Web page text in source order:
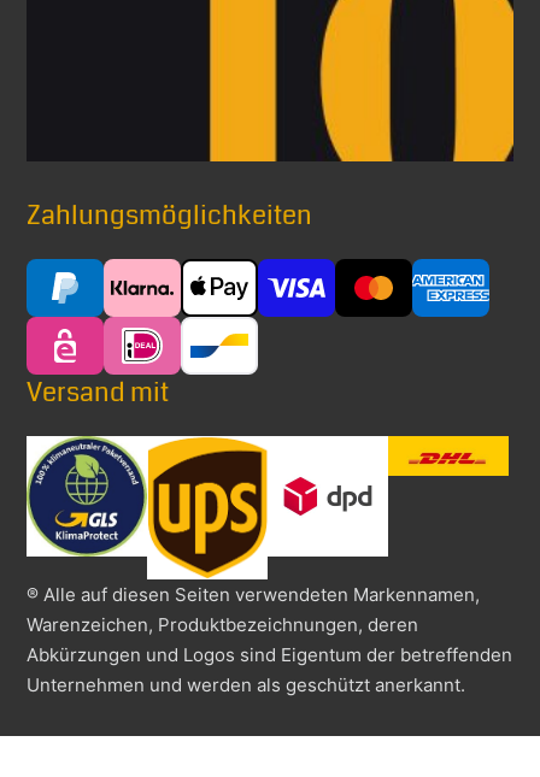
Zahlungsmöglichkeiten
Versand mit
® Alle auf diesen Seiten verwendeten Markennamen,
Warenzeichen, Produktbezeichnungen, deren
Abkürzungen und Logos sind Eigentum der betreffenden
Unternehmen und werden als geschützt anerkannt.